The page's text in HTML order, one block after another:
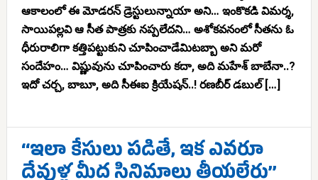
ఆకాలంలో ఈ మోడరన్ డ్రెస్టులున్నాయా అని… ఇంకొకడి విమర్శ,
సాయిపల్లవి ఆ సీత పాత్రకు నప్పలేదని… అశోకవనంలో సీతను ఓ
ధీరురాలిగా కత్తిపట్టుకుని చూపించాడేమిటబ్బా అని మరో
సందేహం… విష్ణువును చూపించారు కదా, అది మహేశ్ బాబేనా..?
ఇదో చర్చ, బాబూ, అది సీఈఐ క్రియేషన్..! రణబీర్ డబుల్ […]
‘‘ఇలా కేసులు పడితే, ఇక ఎవరూ